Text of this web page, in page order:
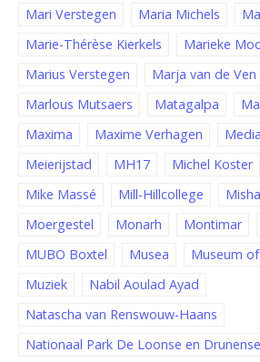
Mari Verstegen
Maria Michels
Marie-Thérèse Kierkels
Marieke
Marius Verstegen
Marja van de Ven
Marlous Mutsaers
Matagalpa
Maxima
Maxime Verhagen Media
Meierijstad
MH17 Michel Koster
Mike Massé
Mill-Hillcollege
Moergestel
Monarh Montimar
MUBO Boxtel
Musea
Museum
Muziek
Nabil Aoulad Ayad
Natascha van Renswouw-Haans
Nationaal Park De Loonse en